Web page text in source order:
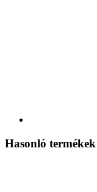
Hasonló termékek